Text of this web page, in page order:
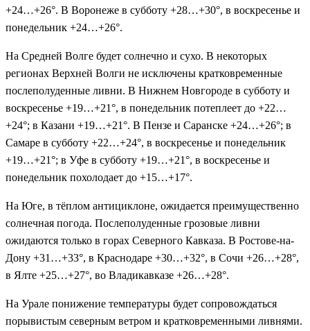
+24…+26°. В Воронеже в субботу +28…+30°, в воскресенье и
понедельник +24…+26°.
На Средней Волге будет солнечно и сухо. В некоторых
регионах Верхней Волги не исключены кратковременные
послеполуденные ливни. В Нижнем Новгороде в субботу и
воскресенье +19…+21°, в понедельник потеплеет до +22…
+24°; в Казани +19…+21°. В Пензе и Саранске +24…+26°; в
Самаре в субботу +22…+24°, в воскресенье и понедельник
+19…+21°; в Уфе в субботу +19…+21°, в воскресенье и
понедельник похолодает до +15…+17°.
На Юге, в тёплом антициклоне, ожидается преимущественно
солнечная погода. Послеполуденные грозовые ливни
ожидаются только в горах Северного Кавказа. В Ростове-на-
Дону +31…+33°, в Краснодаре +30…+32°, в Сочи +26…+28°,
в Ялте +25…+27°, во Владикавказе +26…+28°.
На Урале понижение температуры будет сопровождаться
порывистым северным ветром и кратковременными ливнями.